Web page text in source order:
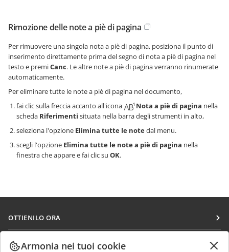
Rimozione delle note a piè di pagina
Per rimuovere una singola nota a piè di pagina, posiziona il punto di
inserimento direttamente prima del segno di nota a piè di pagina nel
testo e premiCanc. Le altre note a piè di pagina verranno rinumerate
automaticamente.
Per eliminare tutte le note a piè di pagina nel documento,
fai clic sulla freccia accanto all'icona
Nota a piè di pagina nella
scheda Riferimenti situata nella barra degli strumenti in alto,
seleziona l'opzione Elimina tutte le notedal menu.
scegli l'opzione Elimina tutte le note a piè di pagina nella
finestra che appare e fai clic su OK.
OTTIENILO ORA
Docs
COLLABORA
Armonia nei tuoi cookie